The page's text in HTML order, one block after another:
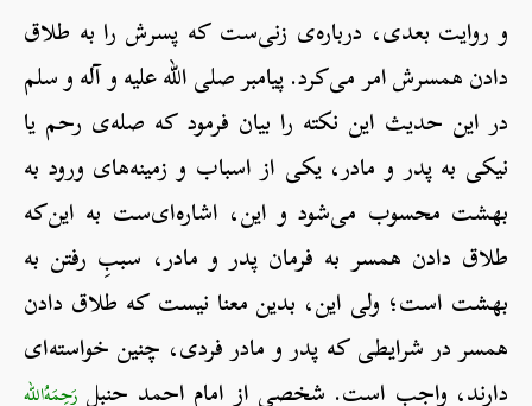
و روایت بعدی، درباره‌ی زنی‌ست که پسرش را به طلاق
دادن همسرش امر می‌کرد. پیامبر صلی الله علیه و آله و سلم
در این حدیث این نکته را بیان فرمود که صله‌ی رحم یا
نیکی به پدر و مادر، یکی از اسباب و زمینه‌های ورود به
بهشت محسوب می‌شود و این، اشاره‌ای‌ست به اين‌که
طلاق دادن همسر به فرمان پدر و مادر، سببِ رفتن به
بهشت است؛ ولی این، بدین معنا نیست که طلاق دادن
همسر در شرایطی که پدر و مادر فردی، چنین خواسته‌ای
دارند، واجب است. شخصی از امام احمد حنبل رَحِمَهُ‌الله